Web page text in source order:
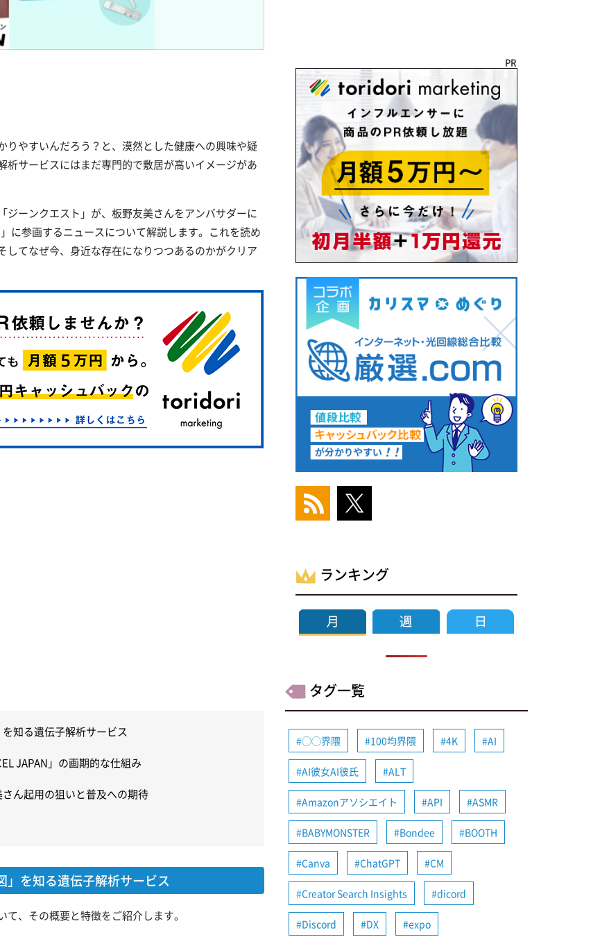
やすいんだろう？と、漠然とした健康への興味や疑
サービスにはまだ専門的で敷居が高いイメージがあ
ーンクエスト」が、板野友美さんをアンバサダーに
に参画するニュースについて解説します。これを読め
てなぜ今、身近な存在になりつつあるのかがクリア
知る遺伝子解析サービス
JAPAN」の画期的な仕組み
ん起用の狙いと普及への期待
」を知る遺伝子解析サービス
、その概要と特徴をご紹介します。
PR
ランキング
タグ一覧
◯◯界隈 100均界隈 4K AI
AI彼女AI彼氏 ALT
Amazonアソシエイト API ASMR
BABYMONSTER Bondee BOOTH
Canva ChatGPT CM
Creator Search Insights dicord
Discord DX expo